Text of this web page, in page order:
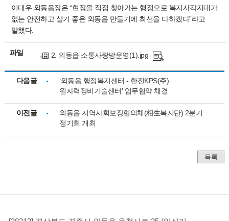
이대우 외동읍장은 “현장을 직접 찾아가는 행정으로 복지사각지대가
없는 안전하고 살기 좋은 외동읍 만들기에 최선을 다하겠다”라고
말했다.
파일 2. 외동읍 소통사랑방운영(1).jpg
다음글
‘외동읍 행정복지센터 - 한전KPS(주)
원자력정비기술센터’ 업무협약 체결
이전글
외동읍 지역사회보장협의체(相生복지단) 2분기
정기회 개최
목록